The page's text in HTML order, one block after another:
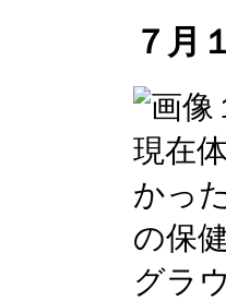
７月
現在
かっ
の保
グラ